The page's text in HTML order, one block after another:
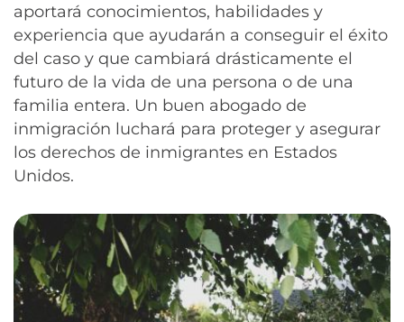
aportará conocimientos, habilidades y
experiencia que ayudarán a conseguir el éxito
del caso y que cambiará drásticamente el
futuro de la vida de una persona o de una
familia entera. Un buen abogado de
inmigración luchará para proteger y asegurar
los derechos de inmigrantes en Estados
Unidos.